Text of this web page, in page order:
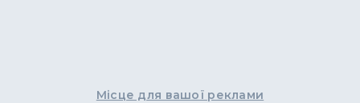
Місце для вашої реклами